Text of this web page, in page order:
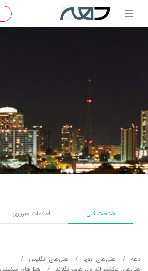
شناخت کلی اطلاعات ضروری
دهه هتل‌های اروپا
هتل‌های انگلیس
هتل‌های یرکشیر اند دی هامبر,نگلاند
هتل‌های سکیپتن